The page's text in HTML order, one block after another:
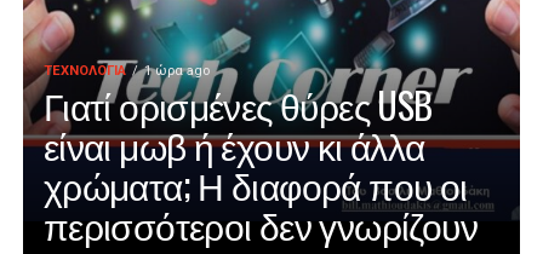
ΤΕΧΝΟΛΟΓΙΑ 1 ώρα ago
Γιατί ορισμένες θύρες USB
είναι μωβ ή έχουν κι άλλα
χρώματα; Η διαφορά που οι
περισσότεροι δεν γνωρίζουν